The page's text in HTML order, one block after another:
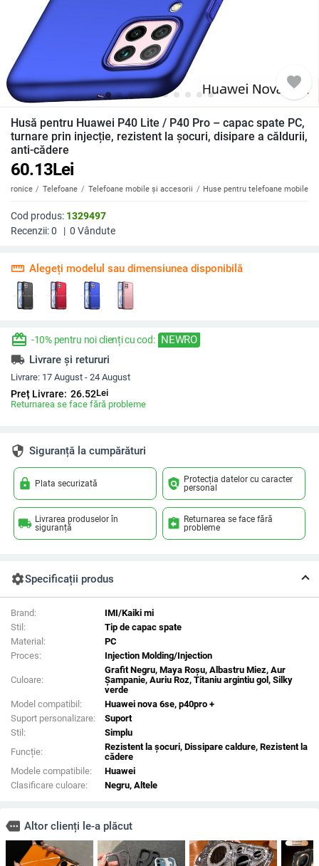
favorite
Husă pentru Huawei P40 Lite / P40 Pro – capac spate PC,
turnare prin injecție, rezistent la șocuri, disipare a căldurii,
anti-cădere
60.13Lei
Telefoane Telefoane mobile și accesorii Huse pentru telefoane mobile
Cod produs: 1329497
Recenzii:0 | 0 Vândute
straighten Alegeți modelul sau dimensiunea disponibilă
redeem -10% pentru noi clienți cu cod: NEWRO
local_shipping Livrare și retururi
Livrare: 17 August - 24 August
Preț Livrare: 26.52Lei
Returnarea se face fără probleme
security Siguranță la cumpărături
lock Plata securizată policy Protecția datelor cu caracter
personal
local_shipping Livrarea produselor în
siguranță
assignment_return Returnarea se face fără
probleme
settingsSpecificații produs
Brand:
IMI/Kaiki mi
Stil:
Tip de capac spate
Material:
PC
Proces:
Injection Molding/Injection
Culoare:
Grafit Negru, Maya Roșu, Albastru Miez, Aur
Șampanie, Auriu Roz, Titaniu argintiu gol, Silky
verde
Model compatibil:
Huawei nova 6se, p40pro +
Suport personalizare:
Suport
Stil:
Simplu
Funcție:
Rezistent la șocuri, Dissipare caldure, Rezistent la
cădere
Modele compatibile:
Huawei
Clasificare culoare:
Negru, Altele
more Altor clienți le-a plăcut